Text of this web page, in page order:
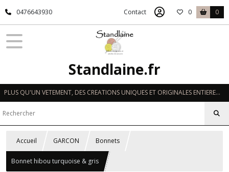
0476643930 Contact 0 0
Standlaine.fr
PLUS QU'UN VETEMENT, DES CREATIONS UNIQUES ET ORIGINALES ENTIEREMENT REALISEES A LA MAIN EN FRANCE
Accueil GARCON Bonnets
Bonnet hibou turquoise & gris